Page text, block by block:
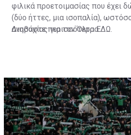
φιλικά προετοιμασίας που έχει
(δύο ήττες, μια ισοπαλία),
ανησυχίας για τον Όλτρα.
Διαβάστε περισσότεραΕΔΩ.